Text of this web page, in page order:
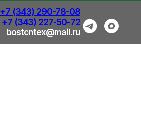
+7 (343) 290-78-08
+7 (343) 227-50-72
bostontex@mail.ru